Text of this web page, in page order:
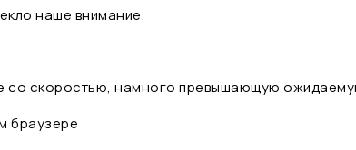
наше внимание.
со скоростью, намного превышающую
браузере